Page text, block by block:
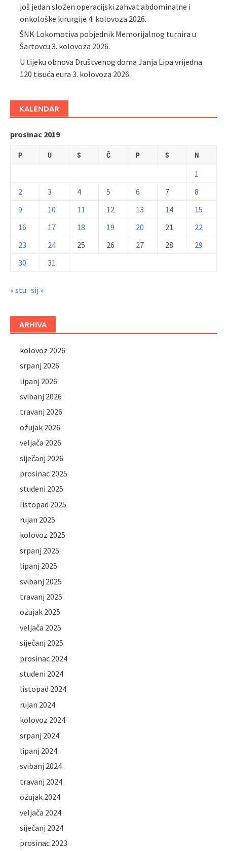
još jedan složen operacijski zahvat abdominalne i
onkološke kirurgije 4. kolovoza 2026.
ŠNK Lokomotiva pobjednik Memorijalnog turnira u
Šartovcu 3. kolovoza 2026.
U tijeku obnova Društvenog doma Janja Lipa vrijedna
120 tisuća eura 3. kolovoza 2026.
KALENDAR
prosinac 2019
P U S Č P S N
1
2
3 4 5 6 7
8
9
10 11 12 13 14
15
16
17 18 19 20 21
22
23
24 25 26 27 28
29
30
31
« stu sij »
ARHIVA
kolovoz 2026
srpanj 2026
lipanj 2026
svibanj 2026
travanj 2026
ožujak 2026
veljača 2026
siječanj 2026
prosinac 2025
studeni 2025
listopad 2025
rujan 2025
kolovoz 2025
srpanj 2025
lipanj 2025
svibanj 2025
travanj 2025
ožujak 2025
veljača 2025
siječanj 2025
prosinac 2024
studeni 2024
listopad 2024
rujan 2024
kolovoz 2024
srpanj 2024
lipanj 2024
svibanj 2024
travanj 2024
ožujak 2024
veljača 2024
siječanj 2024
prosinac 2023